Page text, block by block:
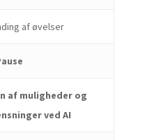
af øvelser
af muligheder og
ved AI